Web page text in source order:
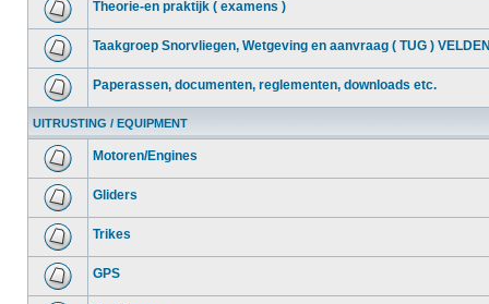
Theorie-en praktijk ( examens )
Taakgroep Snorvliegen, Wetgeving en aanvraag ( TUG )
Paperassen, documenten, reglementen, downloads etc.
UITRUSTING / EQUIPMENT
Motoren/Engines
Gliders
Trikes
GPS